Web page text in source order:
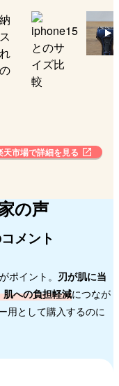
天市場で詳細を見る
の声
メント
ポイント。 刃が肌に当
肌への負担軽減につなが
用として購入するのに